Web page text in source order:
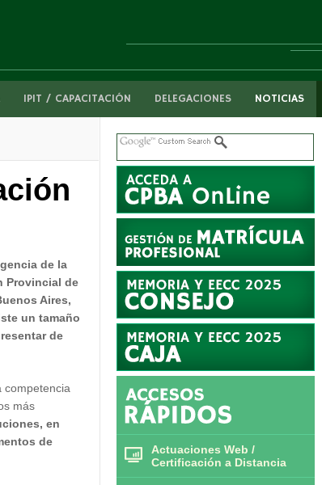
IPIT / CAPACITACIÓN DELEGACIONES NOTICIAS
de la
Provincial de
Aires,
un tamaño
de
competencia
más
en
de
Actuaciones Web /
Certificación a Distancia